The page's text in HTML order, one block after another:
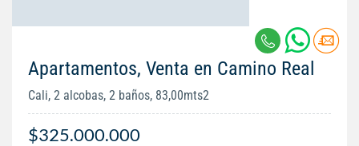
Apartamentos, Venta en Camino Real
Cali, 2 alcobas, 2 baños, 83,00mts2
$325.000.000